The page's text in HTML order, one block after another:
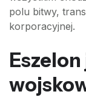
polu bitwy,
korporacyjnej.